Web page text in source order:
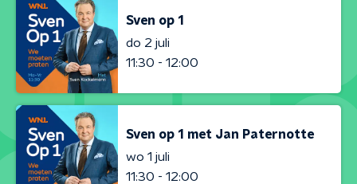
Sven op 1
do 2 juli
11:30 - 12:00
Sven op 1 met Jan Paternotte
wo 1 juli
11:30 - 12:00